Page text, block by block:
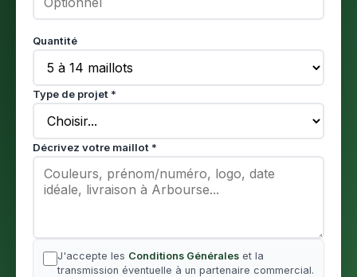
Quantité
Type de projet *
Décrivez votre maillot *
J'accepte les Conditions Générales et la
transmission éventuelle à un partenaire commercial.